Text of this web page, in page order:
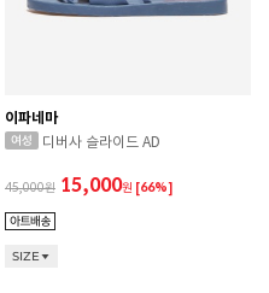
이파네마
디버사 슬라이드 AD
45,000 15,000원 [66%]
SIZE